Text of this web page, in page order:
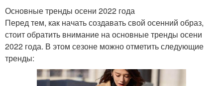
Основные тренды осени 2022 года
Перед тем, как начать создавать свой осенний образ,
стоит обратить внимание на основные тренды осени
2022 года. В этом сезоне можно отметить следующие
тренды: